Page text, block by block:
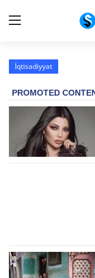
Haqqımızda
Peşə etikası
Reklam
Hadisə
İqtisadiyyat